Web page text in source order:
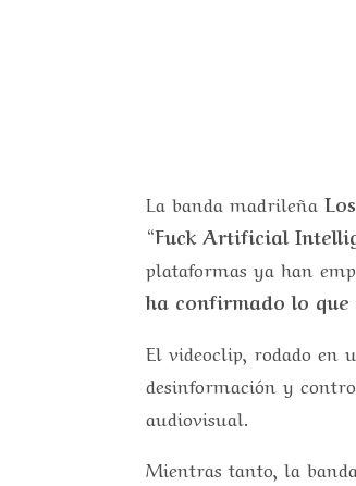
La banda madrileña
“Fuck Artificial
plataformas ya han
ha confirmado lo
El videoclip, rodado en
desinformación y
audiovisual.
Mientras tanto, la